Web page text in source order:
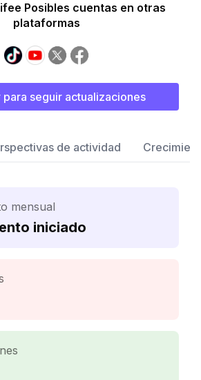
Posibles cuentas en otras
plataformas
seguir actualizaciones
de actividad
mensual
iniciado